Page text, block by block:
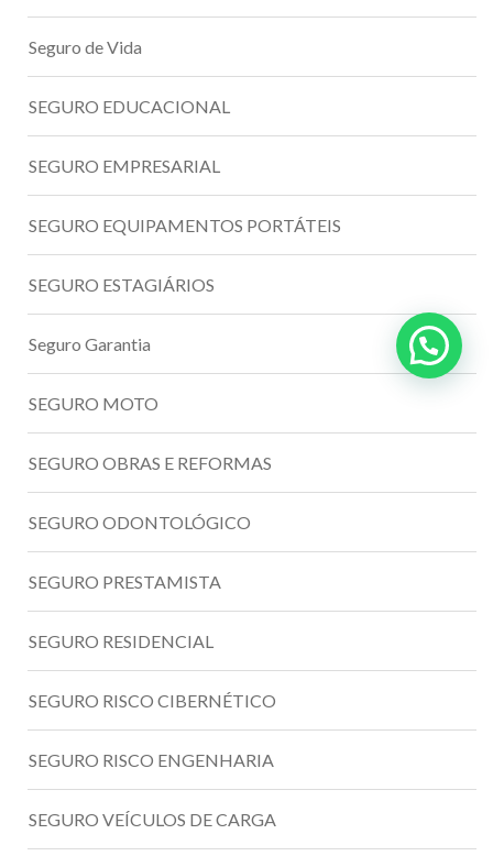
Seguro de Vida
SEGURO EDUCACIONAL
SEGURO EMPRESARIAL
SEGURO EQUIPAMENTOS PORTÁTEIS
SEGURO ESTAGIÁRIOS
Seguro Garantia
SEGURO MOTO
SEGURO OBRAS E REFORMAS
SEGURO ODONTOLÓGICO
SEGURO PRESTAMISTA
SEGURO RESIDENCIAL
SEGURO RISCO CIBERNÉTICO
SEGURO RISCO ENGENHARIA
SEGURO VEÍCULOS DE CARGA